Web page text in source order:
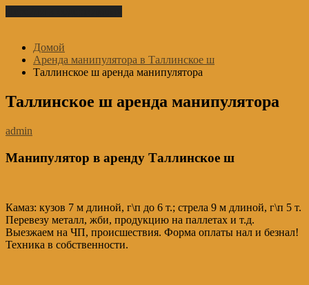
Домой
Аренда манипулятора в Таллинское ш
Таллинское ш аренда манипулятора
Таллинское ш аренда манипулятора
admin
Манипулятор в аренду Таллинское ш
Камаз: кузов 7 м длиной, г\п до 6 т.; стрела 9 м длиной, г\п 5 т.
Перевезу металл, жби, продукцию на паллетах и т.д.
Выезжаем на ЧП, происшествия. Форма оплаты нал и безнал!
Техника в собственности.